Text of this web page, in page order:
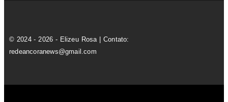
© 2024 - 2026 - Elizeu Rosa | Contato:
redeancoranews@gmail.com